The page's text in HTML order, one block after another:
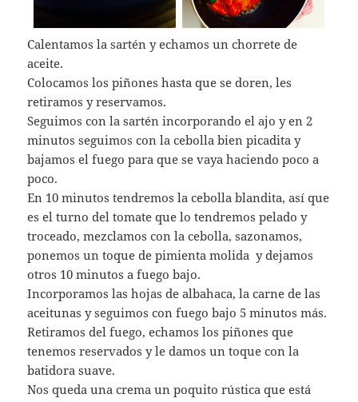
Calentamos la sartén y echamos un chorrete de
aceite.
Colocamos los piñones hasta que se doren, les
retiramos y reservamos.
Seguimos con la sartén incorporando el ajo y en 2
minutos seguimos con la cebolla bien picadita y
bajamos el fuego para que se vaya haciendo poco a
poco.
En 10 minutos tendremos la cebolla blandita, así que
es el turno del tomate que lo tendremos pelado y
troceado, mezclamos con la cebolla, sazonamos,
ponemos un toque de pimienta molida y dejamos
otros 10 minutos a fuego bajo.
Incorporamos las hojas de albahaca, la carne de las
aceitunas y seguimos con fuego bajo 5 minutos más.
Retiramos del fuego, echamos los piñones que
tenemos reservados y le damos un toque con la
batidora suave.
Nos queda una crema un poquito rústica que está